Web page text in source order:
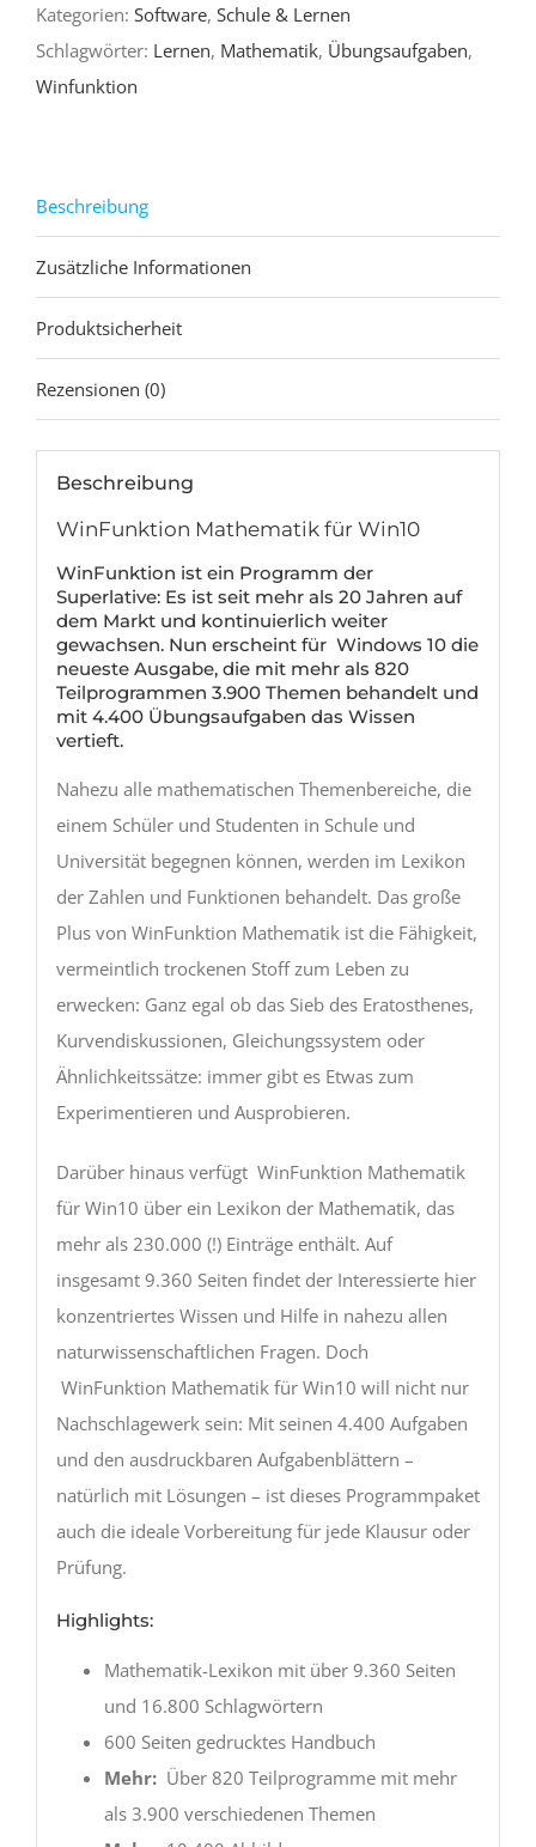
Menge
Kategorien: Software, Schule & Lernen
Schlagwörter: Lernen, Mathematik, Übungsaufgaben,
Winfunktion
Beschreibung
Zusätzliche Informationen
Produktsicherheit
Rezensionen (0)
Beschreibung
WinFunktion Mathematik für Win10
WinFunktion ist ein Programm der
Superlative: Es ist seit mehr als 20 Jahren auf
dem Markt und kontinuierlich weiter
gewachsen. Nun erscheint für Windows 10 die
neueste Ausgabe, die mit mehr als 820
Teilprogrammen 3.900 Themen behandelt und
mit 4.400 Übungsaufgaben das Wissen
vertieft.
Nahezu alle mathematischen Themenbereiche, die
einem Schüler und Studenten in Schule und
Universität begegnen können, werden im Lexikon
der Zahlen und Funktionen behandelt. Das große
Plus von WinFunktion Mathematik ist die Fähigkeit,
vermeintlich trockenen Stoff zum Leben zu
erwecken: Ganz egal ob das Sieb des Eratosthenes,
Kurvendiskussionen, Gleichungssystem oder
Ähnlichkeitssätze: immer gibt es Etwas zum
Experimentieren und Ausprobieren.
Darüber hinaus verfügt WinFunktion Mathematik
für Win10 über ein Lexikon der Mathematik, das
mehr als 230.000 (!) Einträge enthält. Auf
insgesamt 9.360 Seiten findet der Interessierte hier
konzentriertes Wissen und Hilfe in nahezu allen
naturwissenschaftlichen Fragen. Doch
WinFunktion Mathematik für Win10 will nicht nur
Nachschlagewerk sein: Mit seinen 4.400 Aufgaben
und den ausdruckbaren Aufgaben­blättern –
natürlich mit Lösungen – ist dieses Programmpaket
auch die ideale Vorbereitung für jede Klausur oder
Prüfung.
Highlights:
Mathematik-Lexikon mit über 9.360 Seiten
und 16.800 Schlagwörtern
600 Seiten gedrucktes Handbuch
Mehr:Über 820 Teilprogramme mit mehr
als 3.900 verschiedenen Themen